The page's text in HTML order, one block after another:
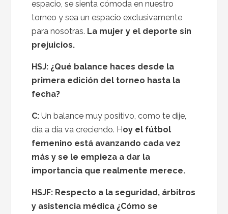
espacio, se sienta cómoda en nuestro
torneo y sea un espacio exclusivamente
para nosotras. La mujer y el deporte sin
prejuicios.
HSJ: ¿Qué balance haces desde la
primera edición del torneo hasta la
fecha?
C: Un balance muy positivo, como te dije,
día a día va creciendo. Hoy el fútbol
femenino está avanzando cada vez
más y se le empieza a dar la
importancia que realmente merece.
HSJF: Respecto a la seguridad, árbitros
y asistencia médica ¿Cómo se